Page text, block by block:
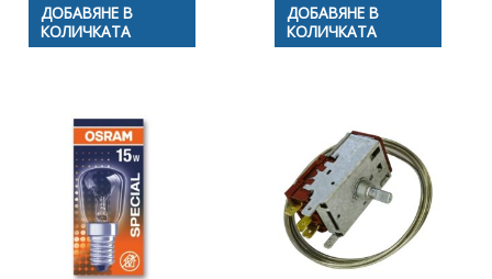
ДОБАВЯНЕ В
КОЛИЧКАТА
ДОБАВЯНЕ В
КОЛИЧКАТА